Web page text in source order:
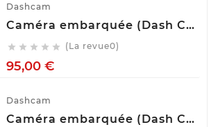
Dashcam
Caméra embarquée (Dash Cam) Avant Arrière GKU D900
     (La revue0)
95,00 €Prix
Dashcam
Caméra embarquée (Dash Cam) Avant Arrière GKU D700